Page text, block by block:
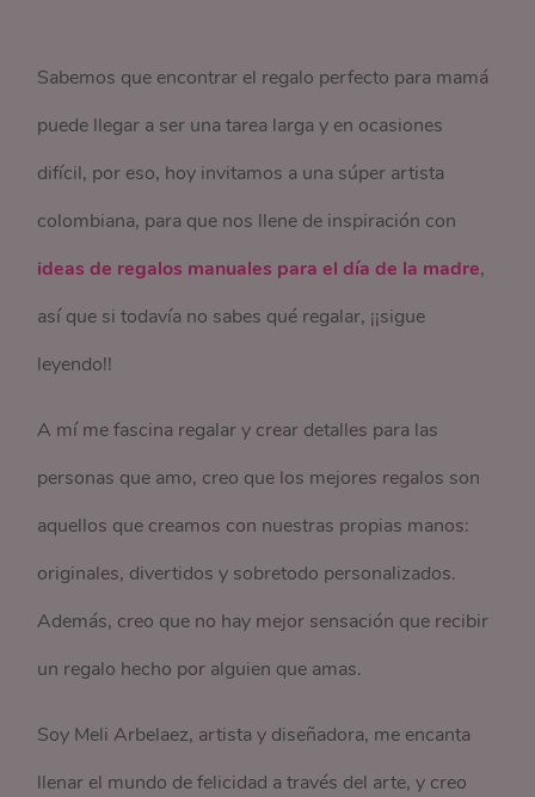
Sabemos que encontrar el regalo perfecto para mamá
puede llegar a ser una tarea larga y en ocasiones
difícil, por eso, hoy invitamos a una súper artista
colombiana, para que nos llene de inspiración con
ideas de regalos manuales para el día de la madre,
así que si todavía no sabes qué regalar, ¡¡sigue
leyendo!!
A mí me fascina regalar y crear detalles para las
personas que amo, creo que los mejores regalos son
aquellos que creamos con nuestras propias manos:
originales, divertidos y sobretodo personalizados.
Además, creo que no hay mejor sensación que recibir
un regalo hecho por alguien que amas.
Soy Meli Arbelaez, artista y diseñadora, me encanta
llenar el mundo de felicidad a través del arte, y creo